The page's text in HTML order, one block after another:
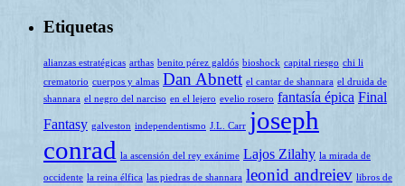
Etiquetas
alianzas estratégicas arthas benito pérez galdós bioshock capital riesgo chi li
crematorio cuerpos y almas Dan Abnett el cantar de shannara el druida de
shannara el negro del narciso en el lejero evelio rosero fantasía épica Final
Fantasy galveston independentismo J.L. Carr joseph
conrad la ascensión del rey exánime Lajos Zilahy la mirada de
occidente la reina élfica las piedras de shannara leonid andreiev libros de